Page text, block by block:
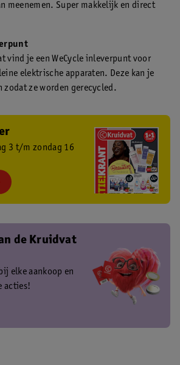
meenemen. Super makkelijk en direct
vind je een WeCycle inleverpunt voor
elektrische apparaten. Deze kan je
zodat ze worden gerecycled.
3 t/m zondag 16
de Kruidvat
elke aankoop en
acties!